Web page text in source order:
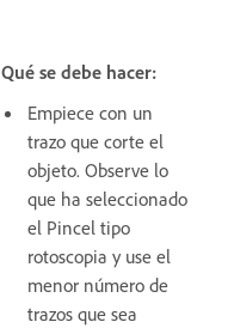
Qué se debe hacer:
Empiece con un
trazo que corte el
objeto. Observe lo
que ha seleccionado
el Pincel tipo
rotoscopia y use el
menor número de
trazos que sea